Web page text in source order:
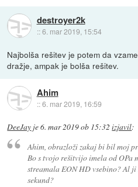
destroyer2k
::6. mar 2019, 15:54
Najbolša rešitev je potem da
dražje, ampak je bolša rešitev.
Ahim
::6. mar 2019, 16:59
DeeJay je6. mar 2019 ob 15:32 izjavil:
Ahim, obrazloži zakaj bi bil moj
Bo s tvojo rešitvijo imela od OPa
streamala EON HD vsebino? Al
sekund?